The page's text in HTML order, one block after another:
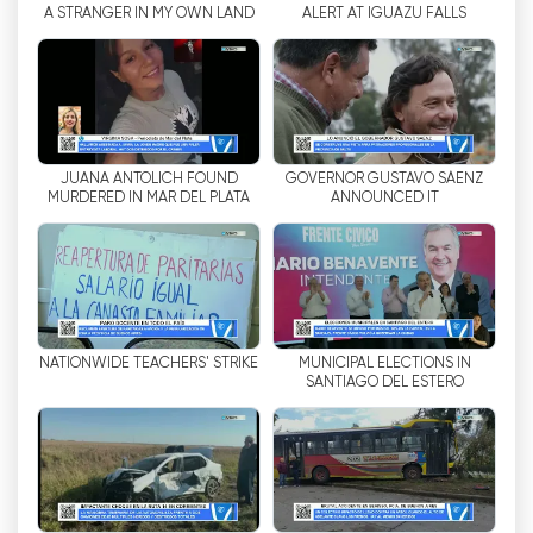
हैं। इससे दर्शकों को वास्तविक समय में होने वाली हर घटना की
जानकारी मिलती है और वे अपनी राय व्यक्त कर सकते हैं।
संक्षेप में, अर्जेंटिनिसिमा सैटेलाइट एक केबल टेलीविजन चैनल है जो
विविध कार्यक्रमों और उच्च गुणवत्ता वाली सामग्री प्रदान करता है।
यह उत्कृष्ट छवि और ध्वनि गुणवत्ता के साथ-साथ इंटरनेट पर मुफ्त
में टेलीविजन देखने की सुविधा भी देता है। इसके अलावा, दर्शक
Argentinisima Satelital अब ऑनलाइन लाइव
स्ट्रीमिंग देखें
A STRANGER IN MY OWN LAND ALERT AT IGUAZU FALLS
JUANA ANTOLICH FOUND
MURDERED IN MAR DEL PLATA
GOVERNOR GUSTAVO SÁENZ
ANNOUNCED IT
NATIONWIDE TEACHERS' STRIKE
MUNICIPAL ELECTIONS IN
SANTIAGO DEL ESTERO